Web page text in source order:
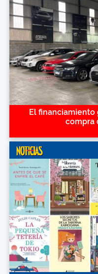
El financiamiento
compra